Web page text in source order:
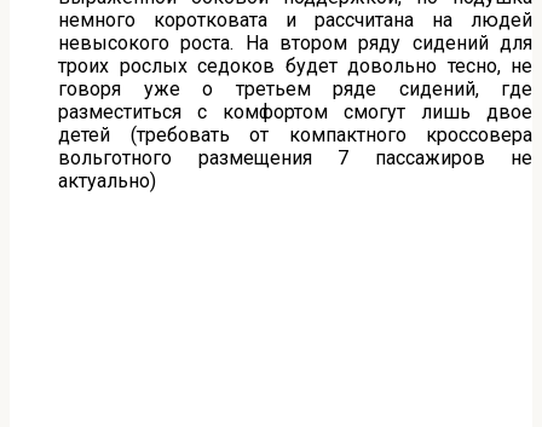
немного коротковата и рассчитана на людей
невысокого роста. На втором ряду сидений для
троих рослых седоков будет довольно тесно, не
говоря уже о третьем ряде сидений, где
разместиться с комфортом смогут лишь двое
детей (требовать от компактного кроссовера
вольготного размещения 7 пассажиров не
актуально)